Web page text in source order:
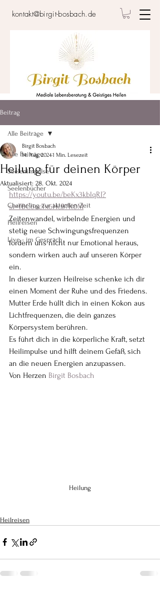
kontakt@birgit-bosbach.de
Beitrag
Alle Beiträge
Seelenimpulse
Seelenbücher
Channeling zur aktuellen Zeit
Heilreisen
Live - im Gespräch
Alle Beiträge
Heilung für deinen Körper
Birgit Bosbach
14. Aug. 20241 Min. Lesezeit
Aktualisiert: 28. Okt. 2024
https://youtu.be/beKx3kblqRI?
si=TBC6ocTx6HcB7K0M
Zeitenwandel, wirbelnde Energien und
stetig neue Schwingungsfrequenzen
fordern uns nicht nur Emotional heraus,
sondern wirken auch auf unseren Körper
ein.
In dieser kurzen Heilreise schenke ich dir
einen Moment der Ruhe und des Friedens.
Mutter Erde hüllt dich in einen Kokon aus
Lichtfrequenzen, die dein ganzes
Körpersystem berühren.
Es führt dich in die körperliche Kraft, setzt
Heilimpulse und hilft deinem Gefäß, sich
an die neuen Energien anzupassen.
Von Herzen Birgit Bosbach
Heilung
Heilreisen